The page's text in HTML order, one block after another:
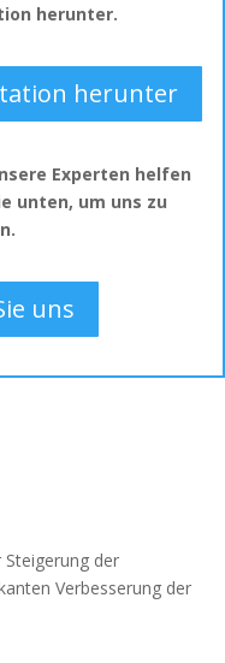
herunter.
herunter
Experten helfen
unten, um uns zu
uns
Steigerung der
Verbesserung der